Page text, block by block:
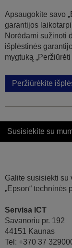
Apsaugokite savo
garantijos
Norėdami sužinoti
išplėstinės
mygtuką
Peržiūrėkite
Susisiekite su
Galite susisiekti su
„Epson“ techninės
Servisa ICT
Savanoriu pr. 192
44151 Kaunas
Tel: +370 37